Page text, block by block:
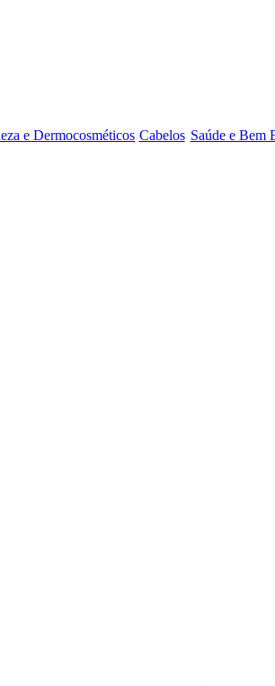
e Dermocosméticos Cabelos Saúde e Bem